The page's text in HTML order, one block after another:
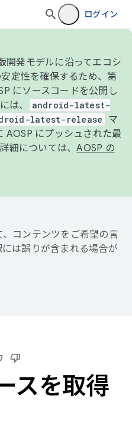
ログイン
開発モデルに沿ってエコシ
定性を確保するため、第
にソースコードを公開し
は、
android-latest-
latest-release
マ
AOSP にプッシュされた最
細については、AOSP の
コンテンツをご希望の言
は誤りが含まれる場合が
スを取得